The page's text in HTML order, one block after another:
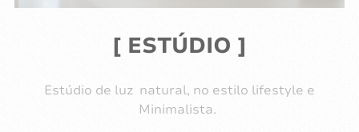
[ ESTÚDIO ]
Estúdio de luz natural, no estilo lifestyle e
Minimalista.